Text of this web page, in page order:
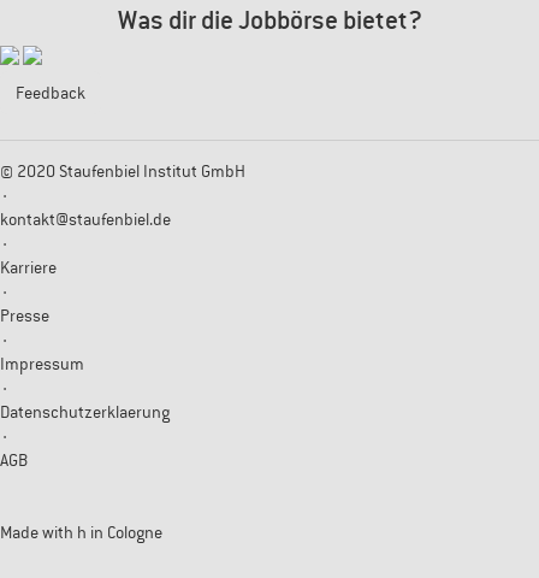
Was dir die Jobbörse bietet?
Feedback
© 2020 Staufenbiel Institut GmbH
·
kontakt@staufenbiel.de
·
Karriere
·
Presse
·
Impressum
·
Datenschutzerklaerung
·
AGB
Made with h in Cologne